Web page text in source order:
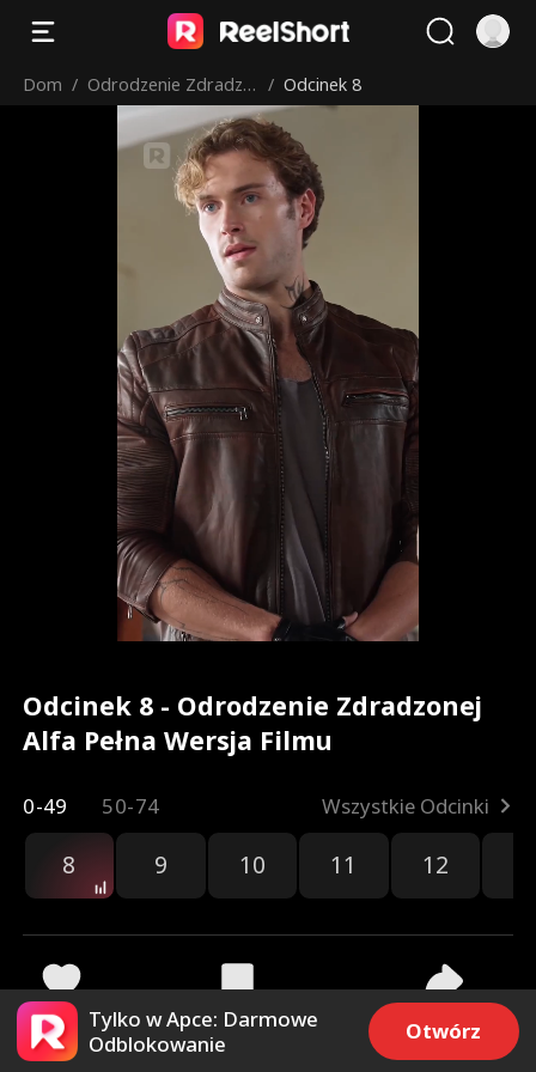
Dom / Odrodzenie Zdradzo
/ Odcinek 8
Odcinek 8 - Odrodzenie Zdradzonej
Alfa Pełna Wersja Filmu
0-49 50-74 Wszystkie Odcinki
8 9 10 11 12
36.3k 29.3k Udostępnij
Tylko w Apce: Darmowe
Odblokowanie
Otwórz